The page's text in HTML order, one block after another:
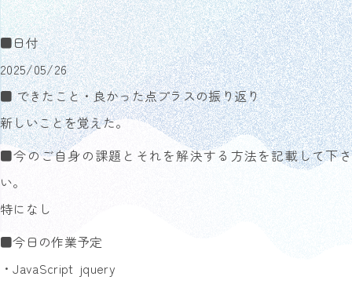
■日付
2025/05/26
■ できたこと・良かった点プラスの振り返り
新しいことを覚えた。
■今のご自身の課題とそれを解決する方法を記載して下さ
い。
特になし
■今日の作業予定
・JavaScript jquery